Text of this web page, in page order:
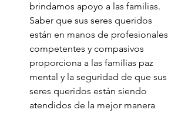
brindamos apoyo a las familias.
Saber que sus seres queridos
están en manos de profesionales
competentes y compasivos
proporciona a las familias paz
mental y la seguridad de que sus
seres queridos están siendo
atendidos de la mejor manera